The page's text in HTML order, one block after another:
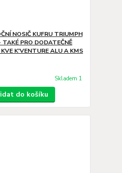
NOSIČ KUFRU TRIUMPH
PRO DODATEČNĚ
K'VENTURE ALU A KMS
Skladem 1
do košíku